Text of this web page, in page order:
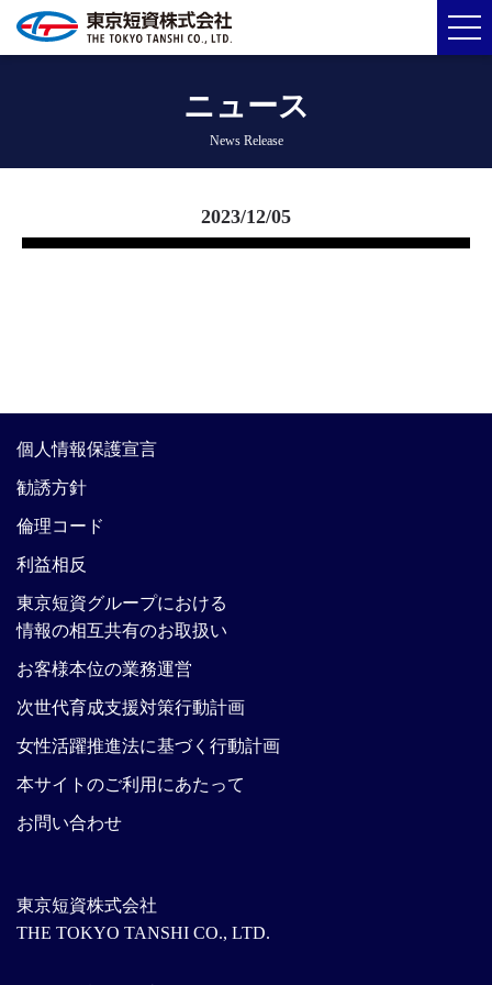
ニュース
News Release
2023/12/05
東京短資株式会社
THE TOKYO TANSHI CO., LTD.
個人情報保護宣言
勧誘方針
倫理コード
利益相反
東京短資グループにおける
情報の相互共有のお取扱い
お客様本位の業務運営
次世代育成支援対策行動計画
女性活躍推進法に基づく行動計画
本サイトのご利用にあたって
お問い合わせ